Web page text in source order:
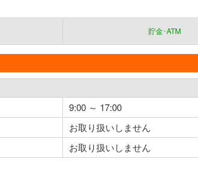
貯金･ATM
9:00 ～ 17:00
お取り扱いしません
お取り扱いしません